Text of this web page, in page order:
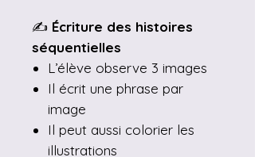
✍️ Écriture des histoires
séquentielles
L’élève observe 3 images
Il écrit une phrase par
image
Il peut aussi colorier les
illustrations